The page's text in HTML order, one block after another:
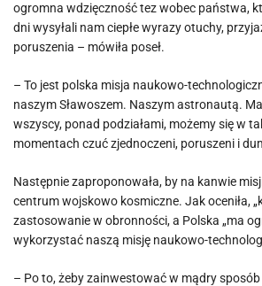
ogromna wdzięczność tez wobec państwa,
dni wysyłali nam ciepłe wyrazy otuchy,
poruszenia – mówiła poseł.
– To jest polska misja naukowo-
naszym Sławoszem. Naszym astronautą.
wszyscy, ponad podziałami, możemy się w
momentach czuć zjednoczeni, poruszeni i
Następnie zaproponowała, by na kanwie
centrum wojskowo kosmiczne. Jak oceniła,
zastosowanie w obronności, a Polska „ma
wykorzystać naszą misję naukowo-
– Po to, żeby zainwestować w mądry